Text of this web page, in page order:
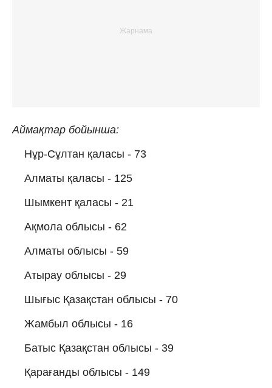
Aймақтар бойынша:
Нұр-Сұлтан қаласы - 73
Алматы қаласы - 125
Шымкент қаласы - 21
Ақмола облысы - 62
Алматы облысы - 59
Атырау облысы - 29
Шығыс Қазақстан облысы - 70
Жамбыл облысы - 16
Батыс Қазақстан облысы - 39
Қарағанды облысы - 149